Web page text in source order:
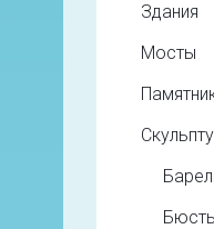
Здания
Мосты